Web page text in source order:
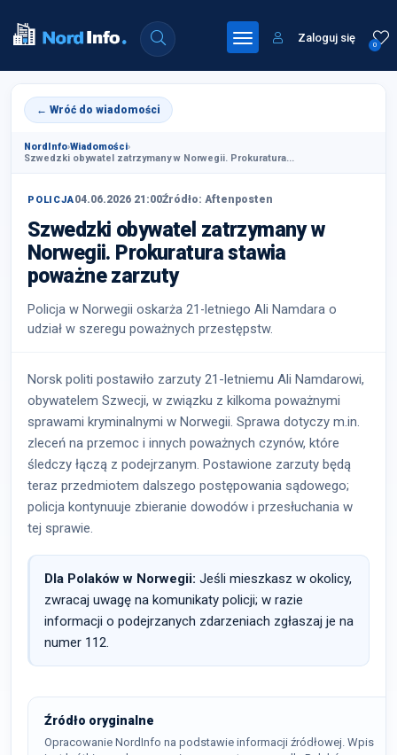
0
Zaloguj się
← Wróć do wiadomości
NordInfo›Wiadomości›
Szwedzki obywatel zatrzymany w Norwegii. Prokuratura...
POLICJA04.06.2026 21:00Źródło: Aftenposten
Szwedzki obywatel zatrzymany w
Norwegii. Prokuratura stawia
poważne zarzuty
Policja w Norwegii oskarża 21-letniego Ali Namdara o
udział w szeregu poważnych przestępstw.
Norsk politi postawiło zarzuty 21-letniemu Ali Namdarowi,
obywatelem Szwecji, w związku z kilkoma poważnymi
sprawami kryminalnymi w Norwegii. Sprawa dotyczy m.in.
zleceń na przemoc i innych poważnych czynów, które
śledczy łączą z podejrzanym. Postawione zarzuty będą
teraz przedmiotem dalszego postępowania sądowego;
policja kontynuuje zbieranie dowodów i przesłuchania w
tej sprawie.
Dla Polaków w Norwegii: Jeśli mieszkasz w okolicy,
zwracaj uwagę na komunikaty policji; w razie
informacji o podejrzanych zdarzeniach zgłaszaj je na
numer 112.
Źródło oryginalne
Opracowanie NordInfo na podstawie informacji źródłowej. Wpis